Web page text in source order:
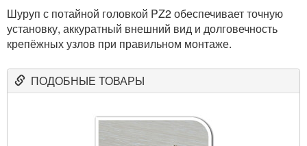
Шуруп с потайной головкой PZ2 обеспечивает точную
установку, аккуратный внешний вид и долговечность
крепёжных узлов при правильном монтаже.
ПОДОБНЫЕ ТОВАРЫ